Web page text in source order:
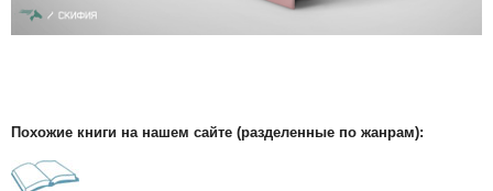
Похожие книги на нашем сайте (разделенные по жанрам):